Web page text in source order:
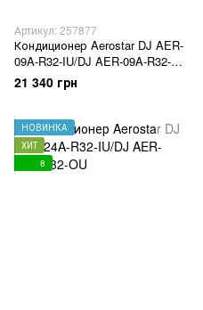
Артикул: 257877
Кондиционер Aerostar DJ AER-
09A-R32-IU/DJ AER-09A-R32-
OU
21 340 грн
НОВИНКА
ХИТ
8